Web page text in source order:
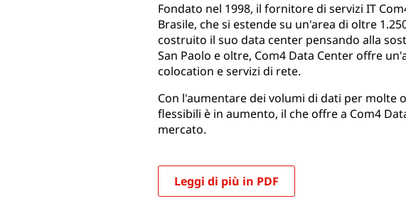
Fondato nel 1998, il fornitore di servizi IT
Brasile, che si estende su un'area di oltre
costruito il suo data center pensando alla
San Paolo e oltre, Com4 Data Center offre
colocation e servizi di rete.
Con l'aumentare dei volumi di dati per molte
flessibili è in aumento, il che offre a Com4
mercato.
Leggi di più in PDF